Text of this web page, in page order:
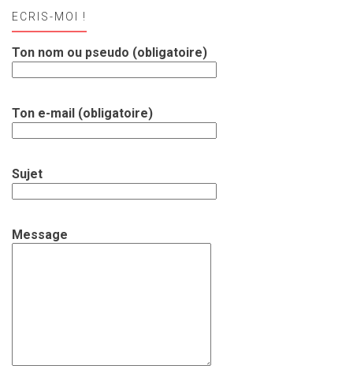
ECRIS-MOI !
Ton nom ou pseudo (obligatoire)
Ton e-mail (obligatoire)
Sujet
Message